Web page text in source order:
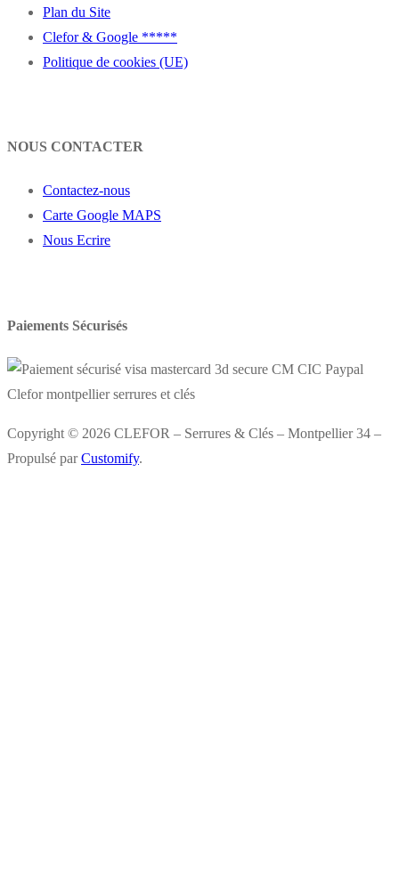
Plan du Site
Clefor & Google *****
Politique de cookies (UE)
NOUS CONTACTER
Contactez-nous
Carte Google MAPS
Nous Ecrire
Paiements Sécurisés
Copyright © 2026 CLEFOR – Serrures & Clés – Montpellier 34 –
Propulsé parCustomify.